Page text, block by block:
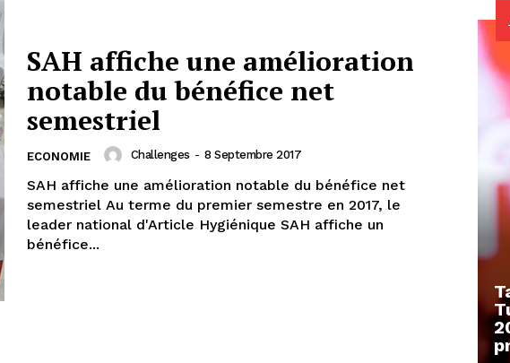
SAH affiche une amélioration
notable du bénéfice net
semestriel
ECONOMIE Challenges - 8 Septembre 2017
SAH affiche une amélioration notable du bénéfice net
semestriel Au terme du premier semestre en 2017, le
leader national d'Article Hygiénique SAH affiche un
bénéfice...